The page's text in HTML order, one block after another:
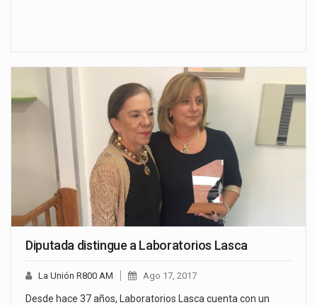
Diputada distingue a Laboratorios Lasca
La Unión R800 AM Ago 17, 2017
Desde hace 37 años, Laboratorios Lasca cuenta con un